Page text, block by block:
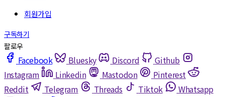
Facebook Bluesky Discord
Github
Instagram
Linkedin Mastodon
Pinterest
Reddit
Telegram Threads Tiktok
Whatsapp